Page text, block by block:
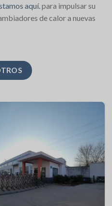
aquí.para impulsar su
de calor a nuevas